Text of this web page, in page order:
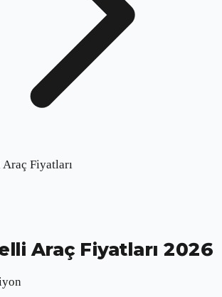
Fiyatları
Araç Fiyatları 2026